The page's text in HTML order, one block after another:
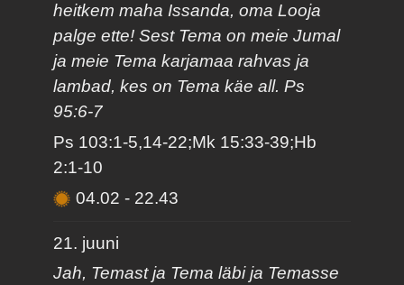
heitkem maha Issanda, oma Looja
palge ette! Sest Tema on meie Jumal
ja meie Tema karjamaa rahvas ja
lambad, kes on Tema käe all. Ps
95:6-7
Ps 103:1-5,14-22;Mk 15:33-39;Hb
2:1-10
04.02- 22.43
21. juuni
Jah, Temast ja Tema läbi ja Temasse